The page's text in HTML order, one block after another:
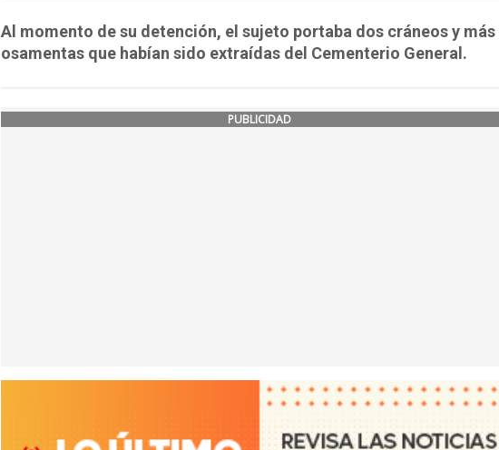
Al momento de su detención, el sujeto portaba dos cráneos y más
osamentas que habían sido extraídas del Cementerio General.
PUBLICIDAD